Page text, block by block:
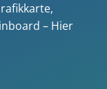
– Hier